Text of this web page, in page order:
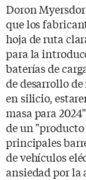
Doron
que los
hoja de ruta
para la
baterías de
de desarrollo
en silicio,
masa para
de un
principales
de vehículos
ansiedad por la